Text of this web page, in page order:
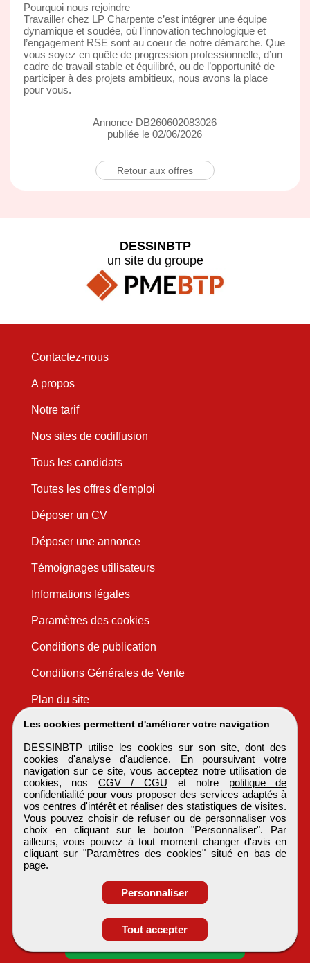
Candidature spontanée
Pourquoi nous rejoindre
Travailler chez LP Charpente c’est intégrer une équipe
dynamique et soudée, où l’innovation technologique et
l’engagement RSE sont au coeur de notre démarche. Que
vous soyez en quête de progression professionnelle, d’un
cadre de travail stable et équilibré, ou de l’opportunité de
participer à des projets ambitieux, nous avons la place
pour vous.
Annonce DB260602083026
publiée le 02/06/2026
Retour aux offres
Les cookies permettent d'améliorer votre navigation
DESSINBTP utilise les cookies sur son site, dont des
cookies d'analyse d'audience. En poursuivant votre
navigation sur ce site, vous acceptez notre utilisation de
cookies, nos CGV / CGU et notre politique de
confidentialitépour vous proposer des services adaptés à
vos centres d'intérêt et réaliser des statistiques de visites.
Vous pouvez choisir de refuser ou de personnaliser vos
choix en cliquant sur le bouton "Personnaliser". Par
ailleurs, vous pouvez à tout moment changer d'avis en
cliquant sur "Paramètres des cookies" situé en bas de
page.
Personnaliser
Tout accepter
DESSINBTP
un site du groupe
Contactez-nous
A propos
Notre tarif
Nos sites de codiffusion
Tous les candidats
Toutes les offres d'emploi
Déposer un CV
Déposer une annonce
Témoignages utilisateurs
Informations légales
Paramètres des cookies
Conditions de publication
Conditions Générales de Vente
Plan du site
DESSINBTP
Tous droits réservés © 1999 - 2026